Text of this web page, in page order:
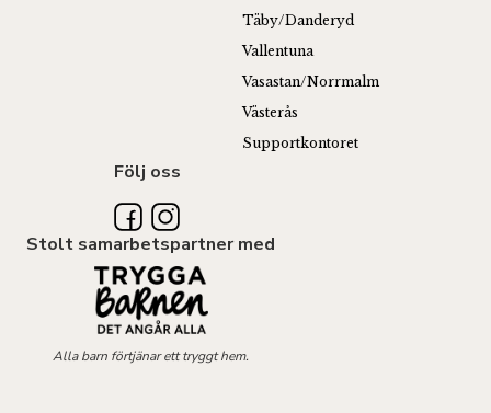
Täby/Danderyd
Vallentuna
Vasastan/Norrmalm
Västerås
Supportkontoret
Följ oss
Stolt samarbetspartner med
Alla barn förtjänar ett tryggt hem.